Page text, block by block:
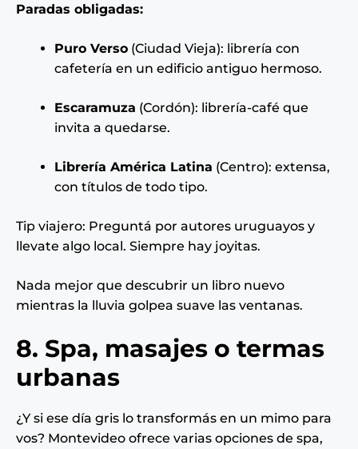
Paradas obligadas:
Puro Verso (Ciudad Vieja): librería con
cafetería en un edificio antiguo hermoso.
Escaramuza (Cordón): librería-café que
invita a quedarse.
Librería América Latina (Centro): extensa,
con títulos de todo tipo.
Tip viajero: Preguntá por autores uruguayos y
llevate algo local. Siempre hay joyitas.
Nada mejor que descubrir un libro nuevo
mientras la lluvia golpea suave las ventanas.
8. Spa, masajes o termas
urbanas
¿Y si ese día gris lo transformás en un mimo para
vos? Montevideo ofrece varias opciones de spa,